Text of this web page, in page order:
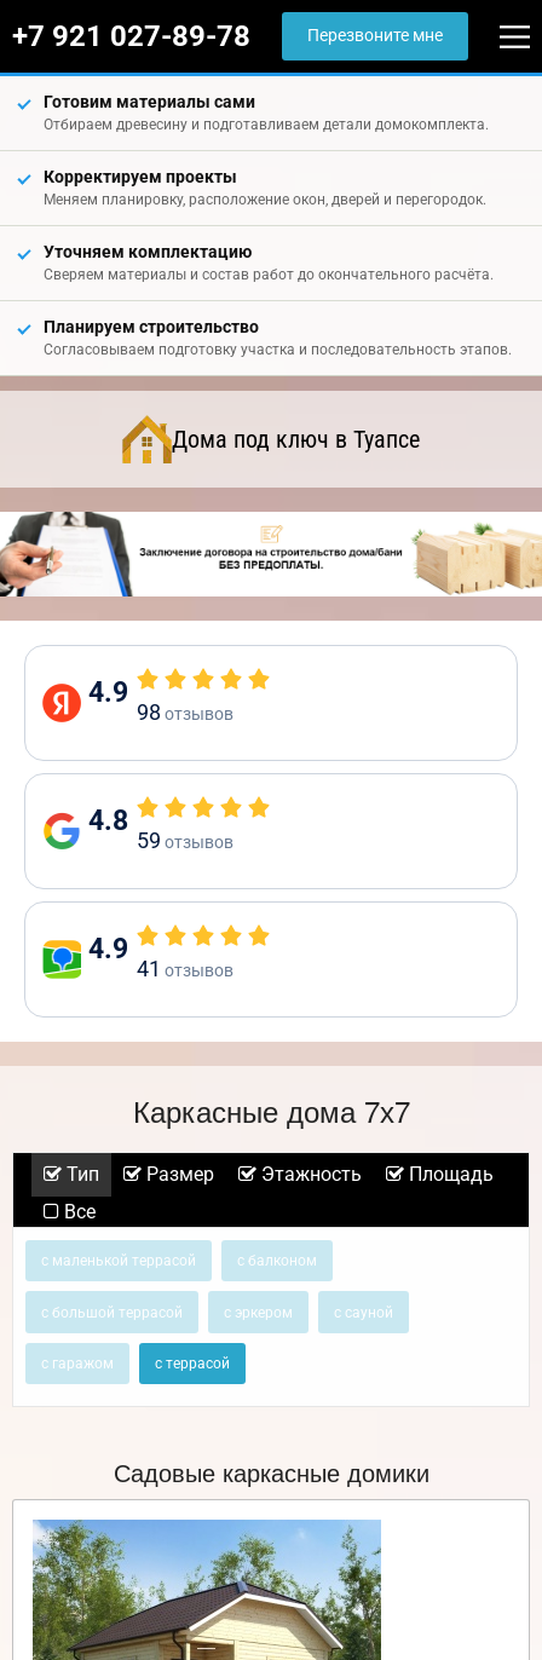
+7 921 027-89-78 Перезвоните мне
Готовим материалы сами
Отбираем древесину и подготавливаем детали домокомплекта.
Корректируем проекты
Меняем планировку, расположение окон, дверей и перегородок.
Уточняем комплектацию
Сверяем материалы и состав работ до окончательного расчёта.
Планируем строительство
Согласовываем подготовку участка и последовательность этапов.
Дома под ключ в Туапсе
4.9
98 отзывов
4.8
59 отзывов
4.9
41 отзывов
Каркасные дома 7х7
Тип Размер Этажность
Площадь
Все
с маленькой террасой с балконом
с большой террасой с эркером с сауной
с гаражом с террасой
Садовые каркасные домики